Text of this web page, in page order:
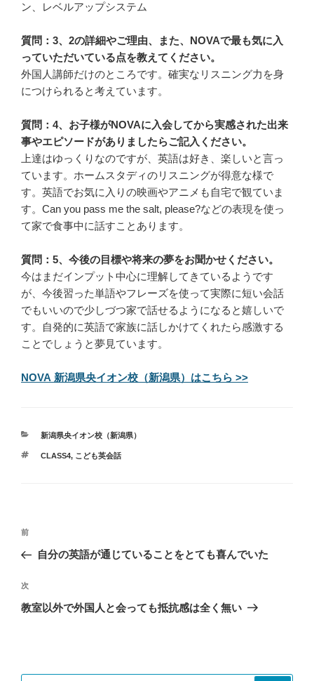
ン、レベルアップシステム
質問：3、2の詳細やご理由、また、NOVAで最も気に入
っていただいている点を教えてください。
外国人講師だけのところです。確実なリスニング力を身
につけられると考えています。
質問：4、お子様がNOVAに入会してから実感された出来
事やエピソードがありましたらご記入ください。
上達はゆっくりなのですが、英語は好き、楽しいと言っ
ています。ホームスタディのリスニングが得意な様で
す。英語でお気に入りの映画やアニメも自宅で観ていま
す。Can you pass me the salt, please?などの表現を使っ
て家で食事中に話すことあります。
質問：5、今後の目標や将来の夢をお聞かせください。
今はまだインプット中心に理解してきているようです
が、今後習った単語やフレーズを使って実際に短い会話
でもいいので少しづつ家で話せるようになると嬉しいで
す。自発的に英語で家族に話しかけてくれたら感激する
ことでしょうと夢見ています。
NOVA 新潟県央イオン校（新潟県）はこちら >>
カ
ゴ
新潟県央イオン校（新潟県）
タ
CLASS4, こども英会話
投
ナ
ビ
ゲ
過
去
投
稿
前
自分の英語が通じていることをとても喜んでいた
次
の
次
教室以外で外国人と会っても抵抗感は全く無い